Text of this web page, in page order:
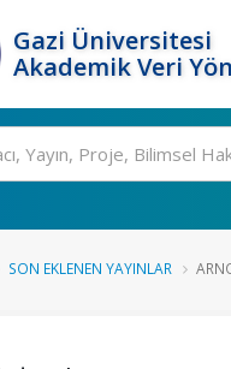
Gazi Üniversitesi
Akademik Veri
SON EKLENEN YAYINLAR